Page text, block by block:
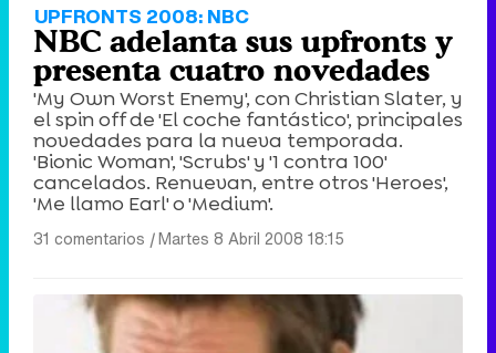
UPFRONTS 2008: NBC
NBC adelanta sus upfronts y
presenta cuatro novedades
'My Own Worst Enemy', con Christian Slater, y
el spin off de 'El coche fantástico', principales
novedades para la nueva temporada.
'Bionic Woman', 'Scrubs' y '1 contra 100'
cancelados. Renuevan, entre otros 'Heroes',
'Me llamo Earl' o 'Medium'.
31 comentarios |Martes 8 Abril 2008 18:15